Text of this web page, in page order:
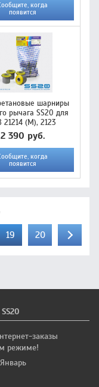
когда
появится
шарниры
рычага SS20 для
21214 (М), 2123
2 390 руб.
когда
появится
19 20
заказы
режиме!